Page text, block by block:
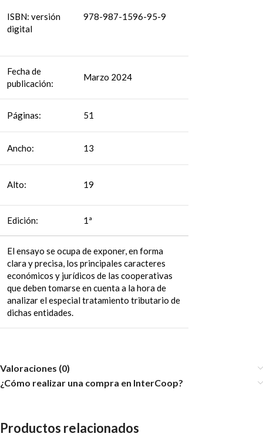
ISBN: versión
digital
978-987-1596-95-9
Fecha de
publicación:
Marzo 2024
Páginas: 51
Ancho: 13
Alto: 19
Edición: 1ª
El ensayo se ocupa de exponer, en forma
clara y precisa, los principales caracteres
económicos y jurídicos de las cooperativas
que deben tomarse en cuenta a la hora de
analizar el especial tratamiento tributario de
dichas entidades.
Valoraciones (0)
¿Cómo realizar una compra en InterCoop?
Productos relacionados